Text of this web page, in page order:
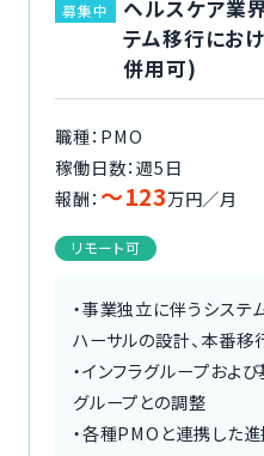
募集中
ヘルスケア業
テム移行にお
併用可)
職種：PMO
稼働日数：週5日
報酬： 〜123万円／月
リモート可
・事業独立に伴うシステ
ハーサルの設計、本番移
・インフラグループおよ
グループとの調整
・各種PMOと連携した